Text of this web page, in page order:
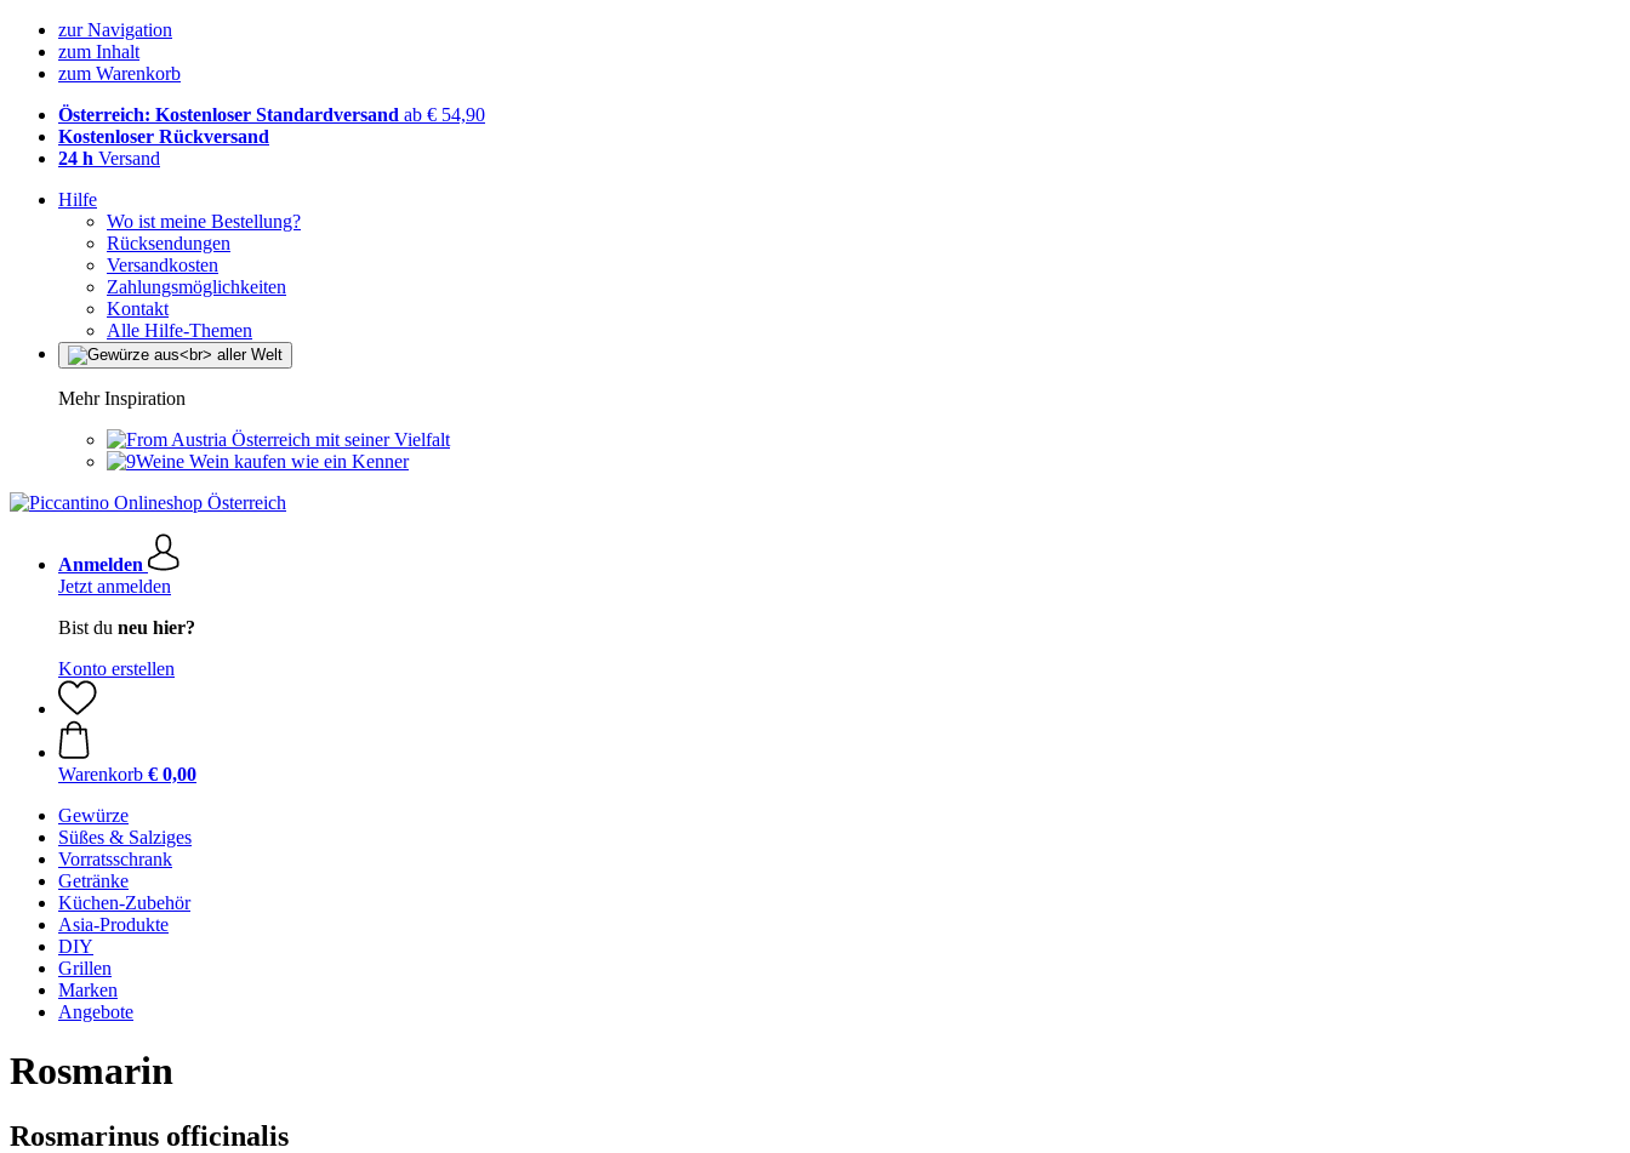
zur Navigation
zum Inhalt
zum Warenkorb
Österreich: Kostenloser Standardversand ab € 54,90
Kostenloser Rückversand
24 h Versand
Hilfe
Wo ist meine Bestellung?
Rücksendungen
Versandkosten
Zahlungsmöglichkeiten
Kontakt
Alle Hilfe-Themen
Mehr Inspiration
Österreich mit seiner Vielfalt
Wein kaufen wie ein Kenner
Anmelden
Jetzt anmelden
Bist du neu hier?
Konto erstellen
Warenkorb € 0,00
Gewürze
Süßes & Salziges
Vorratsschrank
Getränke
Küchen-Zubehör
Asia-Produkte
DIY
Grillen
Marken
Angebote
Rosmarin
Rosmarinus officinalis